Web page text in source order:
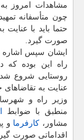
مشاهدات امروز
چون متأسفانه
حتما باید با
صورت گیرد.
ایشان سپس اشاره
راه این بوده كه
روستایی شروع
عنایت به
وزیر راه و
منطبق با ضوابط
مشاور، كارفرما و
اقداماتی صورت